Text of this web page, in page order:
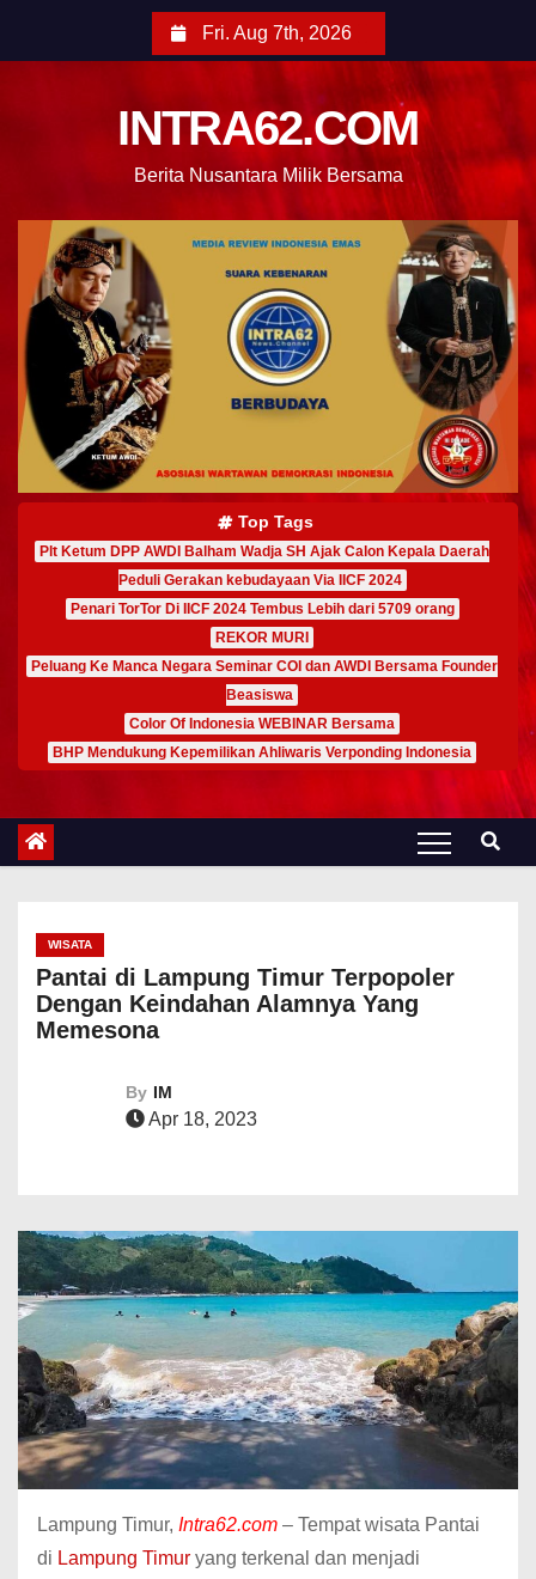
Fri. Aug 7th, 2026
INTRA62.COM
Berita Nusantara Milik Bersama
Top Tags
Plt Ketum DPP AWDI Balham Wadja SH Ajak Calon Kepala Daerah
Peduli Gerakan kebudayaan Via IICF 2024
Penari TorTor Di IICF 2024 Tembus Lebih dari 5709 orang
REKOR MURI
Peluang Ke Manca Negara Seminar COI dan AWDI Bersama Founder
Beasiswa
Color Of Indonesia WEBINAR Bersama
BHP Mendukung Kepemilikan Ahliwaris Verponding Indonesia
WISATA
Pantai di Lampung Timur Terpopoler
Dengan Keindahan Alamnya Yang
Memesona
By IM
Apr 18, 2023
Lampung Timur, Intra62.com – Tempat wisata Pantai
di Lampung Timur yang terkenal dan menjadi